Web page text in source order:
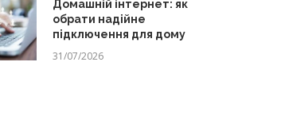
Домашній інтернет: як
обрати надійне
підключення для дому
31/07/2026